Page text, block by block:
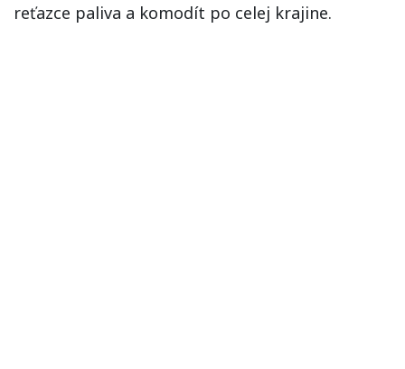
reťazce paliva a komodít po celej krajine.